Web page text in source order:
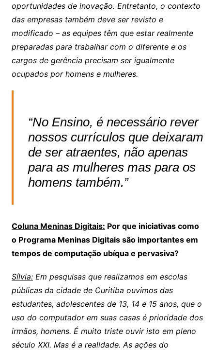
oportunidades de inovação. Entretanto, o contexto
das empresas também deve ser revisto e
modificado – as equipes têm que estar realmente
preparadas para trabalhar com o diferente e os
cargos de gerência precisam ser igualmente
ocupados por homens e mulheres.
“No Ensino, é necessário rever
nossos currículos que deixaram
de ser atraentes, não apenas
para as mulheres mas para os
homens também.”
Coluna Meninas Digitais: Por que iniciativas como
o Programa Meninas Digitais são importantes em
tempos de computação ubíqua e pervasiva?
Sílvia:Em pesquisas que realizamos em escolas
públicas da cidade de Curitiba ouvimos das
estudantes, adolescentes de 13, 14 e 15 anos, que o
uso do computador em suas casas é prioridade dos
irmãos, homens. É muito triste ouvir isto em pleno
século XXI. Mas é a realidade. As ações do